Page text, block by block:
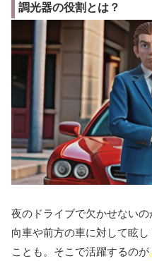
調光器の役割とは？
夜のドライブで欠かせない
向車や前方の車に対して眩
ことも。そこで活躍するのが